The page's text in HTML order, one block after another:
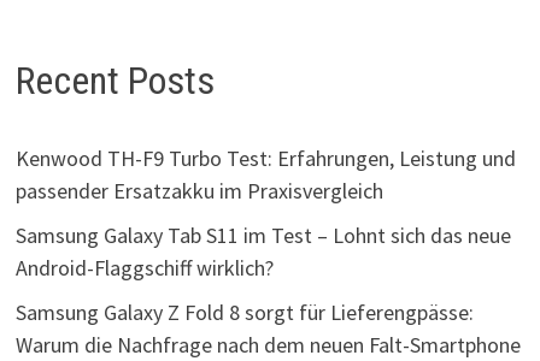
Recent Posts
Kenwood TH-F9 Turbo Test: Erfahrungen, Leistung und
passender Ersatzakku im Praxisvergleich
Samsung Galaxy Tab S11 im Test – Lohnt sich das neue
Android-Flaggschiff wirklich?
Samsung Galaxy Z Fold 8 sorgt für Lieferengpässe:
Warum die Nachfrage nach dem neuen Falt-Smartphone